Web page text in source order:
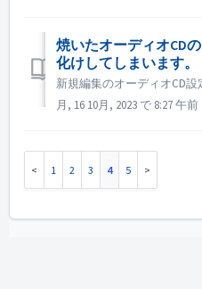
焼いたオーディオCD
化けしてしまいます。
月, 16 10月, 2023 で 8:27 午前
1 2 3 4 5